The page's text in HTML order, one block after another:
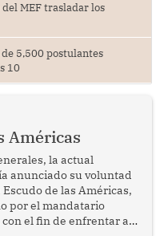
MEF trasladar los
5,500 postulantes
10
Américas
la actual
anunciado su voluntad
de las Américas,
por el mandatario
el fin de enfrentar al